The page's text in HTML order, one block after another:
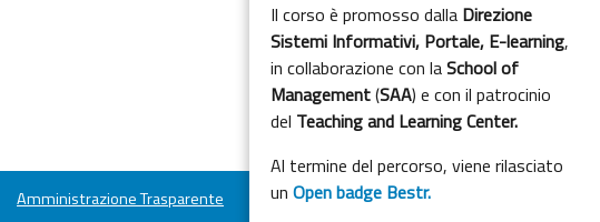
Il corso è promosso dalla Direzione
Sistemi Informativi, Portale, E-learning,
in collaborazione con laSchool of
Management(SAA) e con il patrocinio
del Teaching and Learning Center.
Al termine del percorso, viene rilasciato
unOpen badge Bestr.
Amministrazione Trasparente